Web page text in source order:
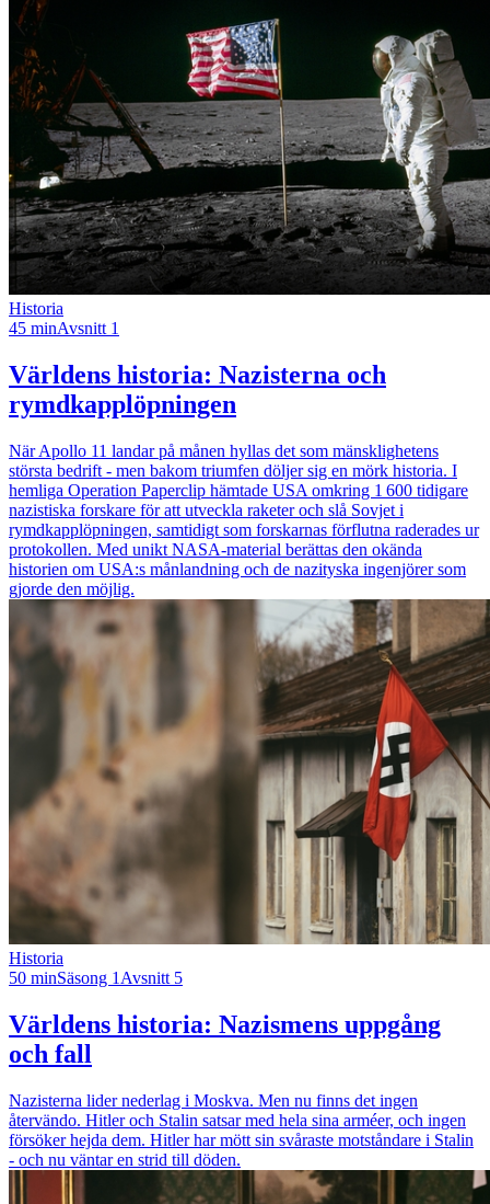
Historia
45 minAvsnitt 1
Världens historia: Nazisterna och
rymdkapplöpningen
När Apollo 11 landar på månen hyllas det som mänsklighetens
största bedrift - men bakom triumfen döljer sig en mörk historia. I
hemliga Operation Paperclip hämtade USA omkring 1 600 tidigare
nazistiska forskare för att utveckla raketer och slå Sovjet i
rymdkapplöpningen, samtidigt som forskarnas förflutna raderades ur
protokollen. Med unikt NASA-material berättas den okända
historien om USA:s månlandning och de nazityska ingenjörer som
gjorde den möjlig.
Historia
50 minSäsong 1 Avsnitt 5
Världens historia: Nazismens uppgång
och fall
Nazisterna lider nederlag i Moskva. Men nu finns det ingen
återvändo. Hitler och Stalin satsar med hela sina arméer, och ingen
försöker hejda dem. Hitler har mött sin svåraste motståndare i Stalin
- och nu väntar en strid till döden.